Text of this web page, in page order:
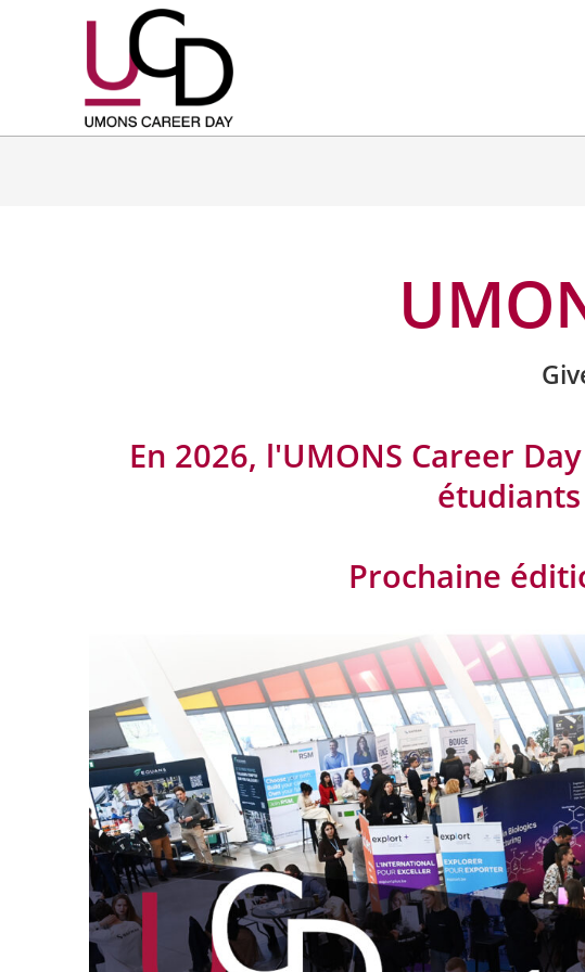
En 2026, l'UMONS Career
Prochaine